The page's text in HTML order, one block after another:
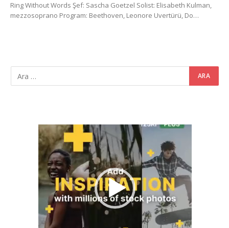
Ring Without Words Şef: Sascha Goetzel Solist: Elisabeth Kulman,
mezzosoprano Program: Beethoven, Leonore Uvertürü, Do…
Video
oynatıcı